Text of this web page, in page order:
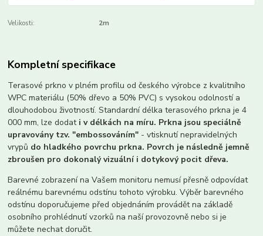
Velikosti: 2m
Kompletní specifikace
Terasové prkno v plném profilu od českého výrobce z kvalitního
WPC materiálu (50% dřevo a 50% PVC) s vysokou odolností a
dlouhodobou životností. Standardní délka terasového prkna je 4
000 mm, lze dodat i v délkách na míru. Prkna jsou speciálně
upravovány tzv. "embossováním" - vtisknutí nepravidelných
vrypů do hladkého povrchu prkna. Povrch je následně jemně
zbroušen pro dokonalý vizuální i dotykový pocit dřeva.
Barevné zobrazení na Vašem monitoru nemusí přesně odpovídat
reálnému barevnému odstínu tohoto výrobku. Výběr barevného
odstínu doporučujeme před objednáním provádět na základě
osobního prohlédnutí vzorků na naší provozovně nebo si je
můžete nechat doručit.